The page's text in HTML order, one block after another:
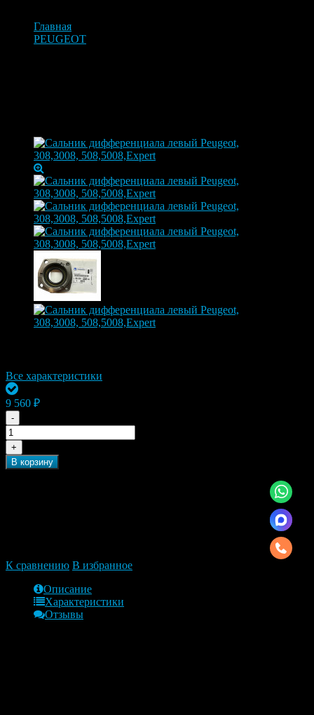
Главная
PEUGEOT
Все характеристики
9 560 ₽
-
+
В корзину
К сравнению В избранное
Описание
Характеристики
Отзывы